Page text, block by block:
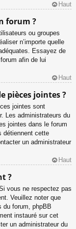
Haut
forum ?
ou groupes
n’importe quelle
Essayez de
afin de lui
Haut
pièces jointes ?
jointes sont
Les administrateurs du
jointes dans le forum
détiennent cette
un administrateur
Haut
?
vous ne respectez pas
Veuillez noter que
du forum, phpBB
instauré sur cet
un administrateur du